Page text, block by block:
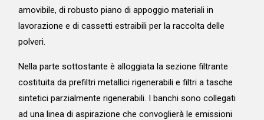
amovibile, di robusto piano di appoggio materiali in
lavorazione e di cassetti estraibili per la raccolta delle
polveri.
Nella parte sottostante è alloggiata la sezione filtrante
costituita da prefiltri metallici rigenerabili e filtri a tasche
sintetici parzialmente rigenerabili. I banchi sono collegati
ad una linea di aspirazione che convoglierà le emissioni